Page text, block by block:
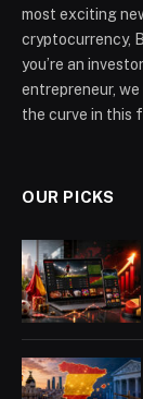
most exciting
cryptocurrency,
you’re an
entrepreneur,
the curve in this
OUR PICKS